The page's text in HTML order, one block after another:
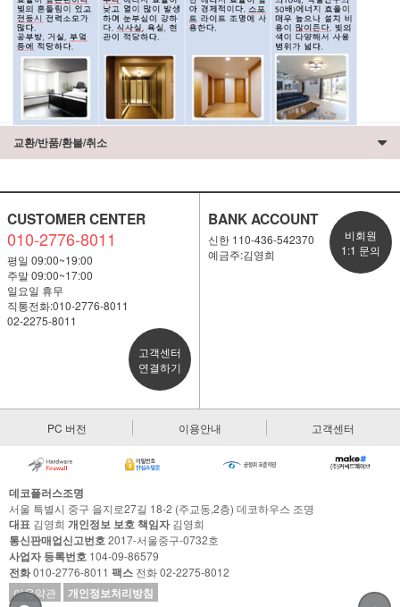
교환/반품/환불/취소
CUSTOMER CENTER
010-2776-8011
평일 09:00~19:00
주말 09:00~17:00
일요일 휴무
직통전화:010-2776-8011
02-2275-8011
고객센터
연결하기
BANK ACCOUNT
신한 110-436-542370
예금주:김영희
비회원
1:1 문의
PC 버전 이용안내 고객센터
데코플러스조명
서울 특별시 중구 을지로27길 18-2 (주교동,2층) 데코하우스 조명
대표 김영희 개인정보 보호 책임자김영희
통신판매업신고번호2017-서울중구-0732호
사업자 등록번호 104-09-86579
전화010-2776-8011 팩스 전화 02-2275-8012
이용약관
개인정보처리방침